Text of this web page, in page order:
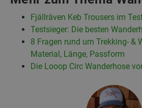
Fjällräven Keb Trousers im
Testsieger: Die besten
8 Fragen rund um Trekking- &
Material, Länge, Passform
Die Looop Circ Wanderhose